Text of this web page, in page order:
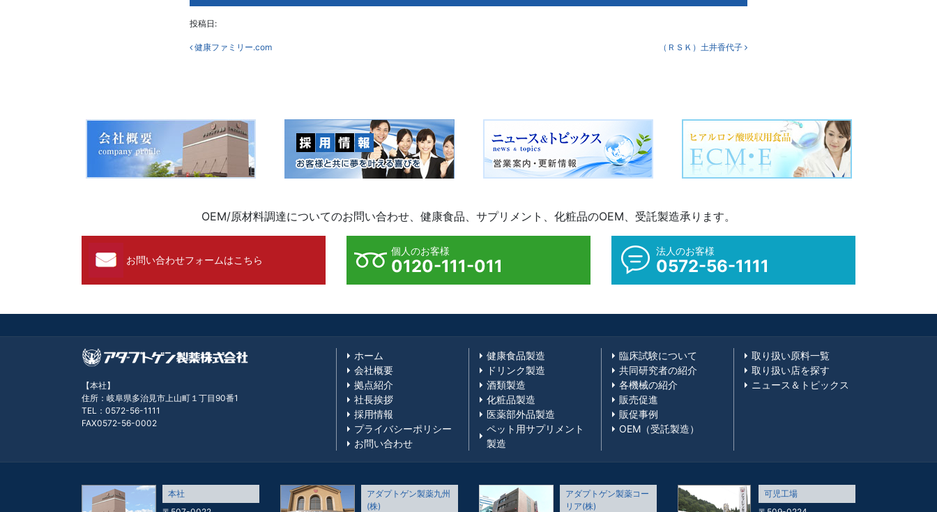
投稿日:
投稿ナビゲーション
健康ファミリー.com （ＲＳＫ）土井香代子
OEM/原材料調達についてのお問い合わせ、健康食品、サプリメント、化粧品のOEM、受託製造承ります。
お問い合わせフォームはこちら
個人のお客様
0120-111-011
法人のお客様
0572-56-1111
【本社】
住所：岐阜県多治見市上山町１丁目90番1
TEL：0572-56-1111
FAX0572-56-0002
ホーム
会社概要
拠点紹介
社長挨拶
採用情報
プライバシーポリシー
お問い合わせ
健康食品製造
ドリンク製造
酒類製造
化粧品製造
医薬部外品製造
ペット用サプリメント
製造
臨床試験について
共同研究者の紹介
各機械の紹介
販売促進
販促事例
OEM（受託製造）
取り扱い原料一覧
取り扱い店を探す
ニュース＆トピックス
本社
アダプトゲン製薬九州
(株)
アダプトゲン製薬コー
リア(株)
可児工場